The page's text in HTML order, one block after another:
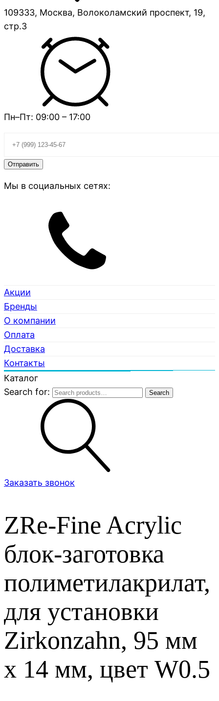
109333, Москва, Волоколамский проспект, 19,
стр.3
Пн–Пт: 09:00 – 17:00
Мы в социальных сетях:
Акции
Бренды
О компании
Оплата
Доставка
Контакты
Каталог
Search for:
Search
Заказать звонок
ZRe-Fine Acrylic
блок-заготовка
полиметилакрилат,
для установки
Zirkonzahn, 95 мм
x 14 мм, цвет W0.5